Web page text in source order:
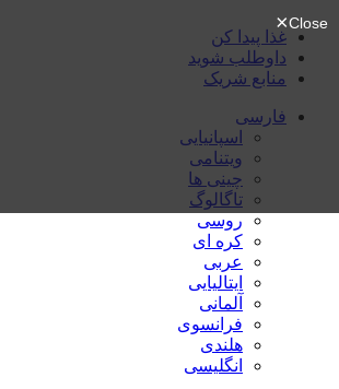
غذا پیدا کن
داوطلب شوید
منابع شریک
فارسی
اسپانیایی
ویتنامی
چینی ها
تاگالوگ
روسی
کره ای
عربی
ایتالیایی
آلمانی
فرانسوی
هلندی
انگلیسی